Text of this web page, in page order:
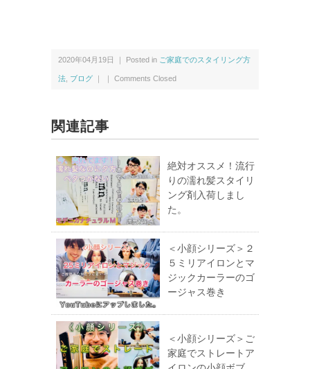
2020年04月19日 ｜ Posted in ご家庭でのスタイリング方
法 ブログ ｜ ｜ Comments Closed
関連記事
絶対オススメ！流行
りの濡れ髪スタイリ
ング剤入荷しまし
た。
＜小顔シリーズ＞２
５ミリアイロンとマ
ジックカーラーのゴ
ージャス巻き
＜小顔シリーズ＞ご
家庭でストレートア